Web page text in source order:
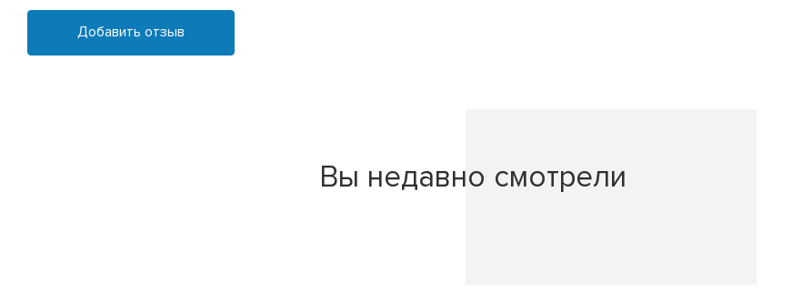
Добавить отзыв
Вы недавно смотрели